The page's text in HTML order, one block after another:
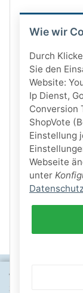
Wähle dein
Standort zu sehen.
Wie wir
Durch
Sie den
Website:
Ip Dienst,
Conversion
ShopVote
Einstellung
Webseite
unter